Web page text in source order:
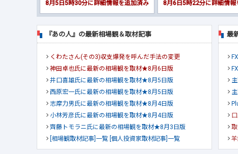
8月5日5時30分に詳細情報を追加済み
8月6日5時22分に詳細情報
『あの人』の最新相場観＆取材記事
くわたさん(その3)収支爆発を呼んだ手法の変更
神田卓也氏に最新の相場観を取材★8月6日版
井口喜雄氏に最新の相場観を取材★8月5日版
西原宏一氏に最新の相場観を取材★8月5日版
志摩力男氏に最新の相場観を取材★8月4日版
小林芳彦氏に最新の相場観を取材★8月4日版
齊藤トモラニ氏に最新の相場観を取材★8月3日版
[相場観取材記事]一覧 [個人投資家取材記事]一覧
最